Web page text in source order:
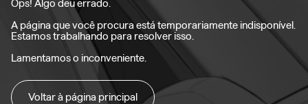
Ops! Algo deu errado.
A página que você procura está temporariamente indisponível.
Estamos trabalhando para resolver isso.
Lamentamos o inconveniente.
Voltar à página principal